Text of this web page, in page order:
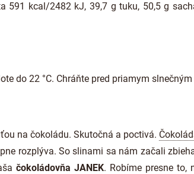
591 kcal/2482 kJ, 39,7 g tuku, 50,5 g
do 22 °C. Chráňte pred priamym
na čokoládu. Skutočná a poctivá.
rozplýva. So slinami sa nám začali
čokoládovňa JANEK. Robíme presne to,